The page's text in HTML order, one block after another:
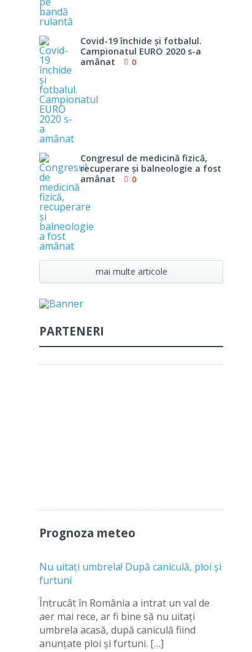
Covid-19 închide şi fotbalul.
Campionatul EURO 2020 s-a
amânat
0
Congresul de medicină fizică,
recuperare şi balneologie a fost
amânat
0
mai multe articole
PARTENERI
Prognoza meteo
Nu uitați umbrela! După caniculă, ploi și
furtuni
Întrucât în România a intrat un val de
aer mai rece, ar fi bine să nu uitați
umbrela acasă, după caniculă fiind
anunțate ploi și furtuni. […]